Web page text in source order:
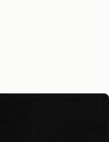
ветшают, как
смысл.
по-
стекло, и в этом
был интересен
главным
вопрос,